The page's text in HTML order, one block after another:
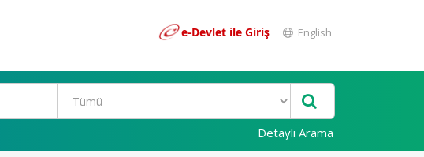
e-Devlet ile Giriş English
Detaylı Arama